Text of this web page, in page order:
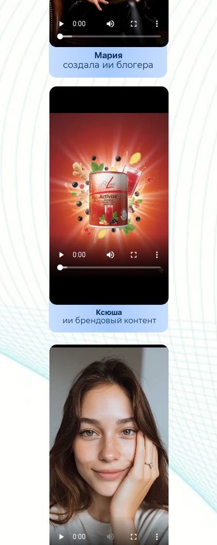
создала ии блогера
Мария
ии брендовый контент
Ксюша